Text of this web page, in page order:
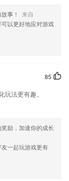
事！
来自
以更好地应对游戏
85
法更有趣。
励，加速你的成长
一起玩游戏更有